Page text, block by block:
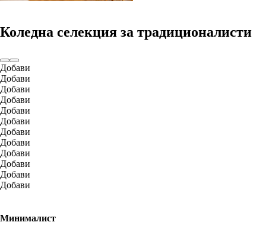
Коледна селекция за традиционалисти
Добави
Добави
Добави
Добави
Добави
Добави
Добави
Добави
Добави
Добави
Добави
Добави
Минималист